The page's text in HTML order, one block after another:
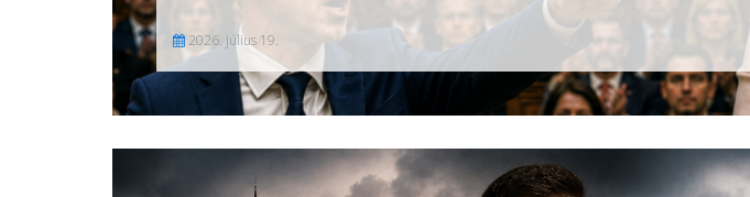
2026. július 19.